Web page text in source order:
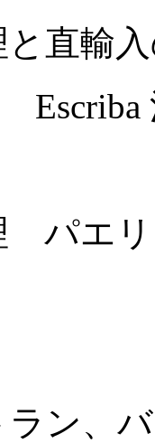
直輸
Escriba
パエ
ン、